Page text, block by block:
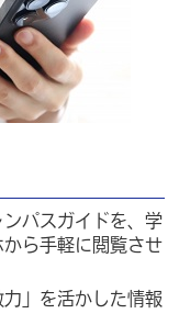
パスガイドを、学
ら手軽に閲覧させ
」を活かした情報